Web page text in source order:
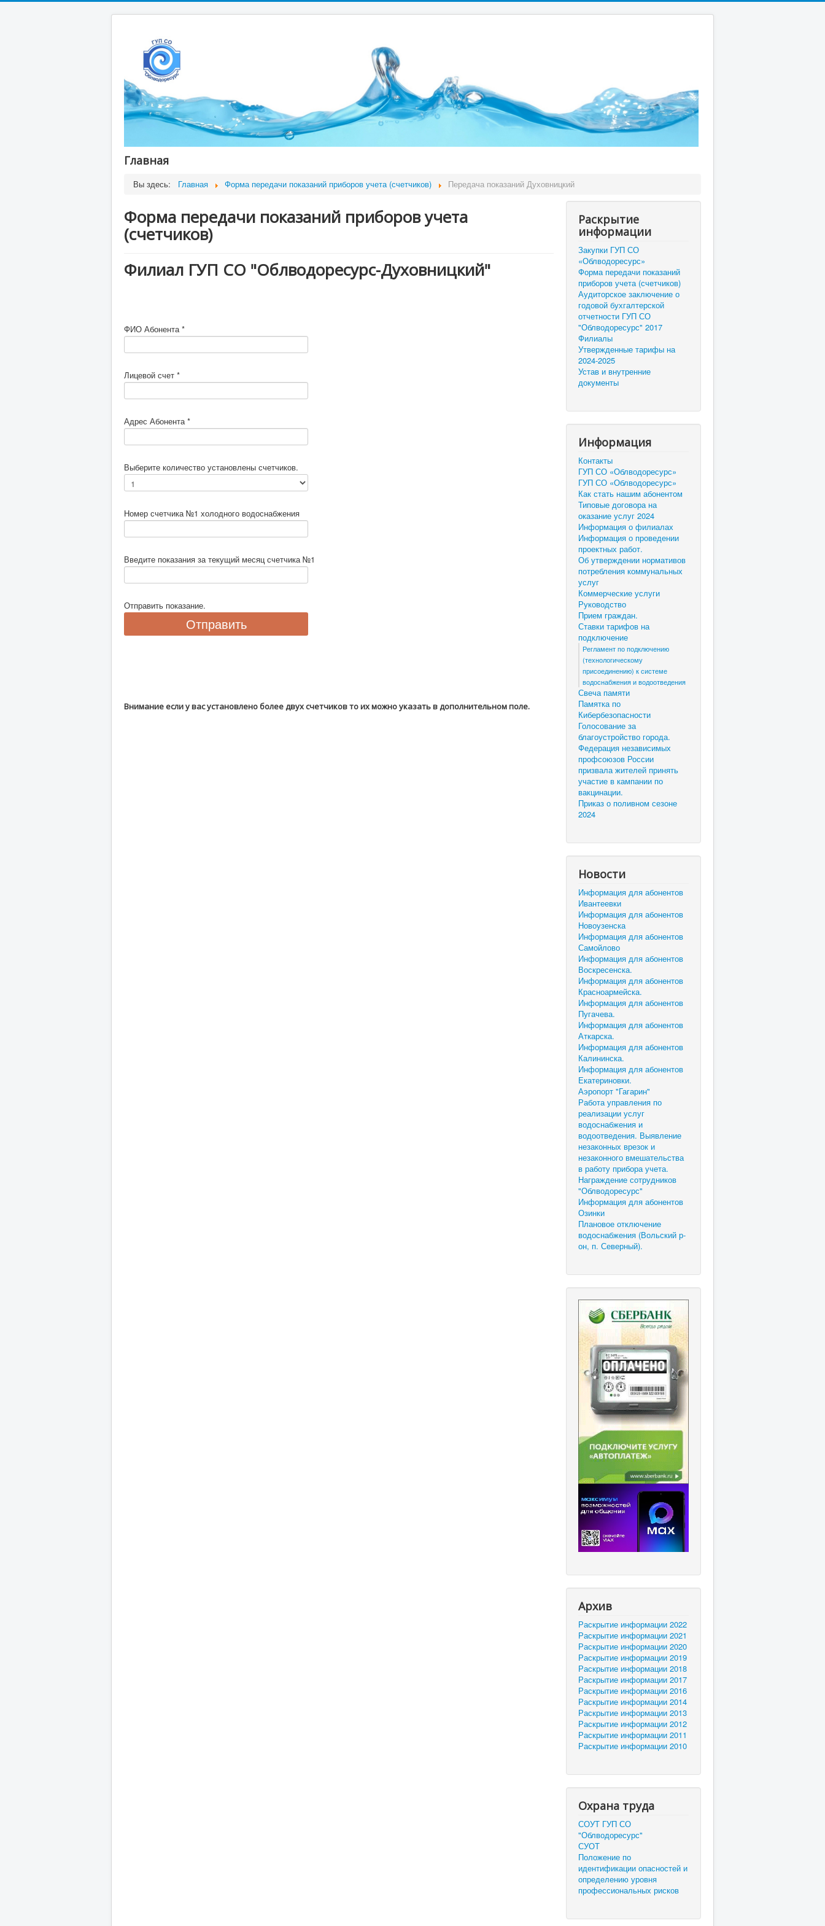
Главная
Вы здесь: Главная Форма передачи показаний приборов учета (счетчиков) Передача показаний Духовницкий
Форма передачи показаний приборов учета
(счетчиков)
Филиал ГУП СО "Облводоресурс-Духовницкий"
ФИО Абонента*
Лицевой счет *
Адрес Абонента*
Выберите количество установлены счетчиков.
Номер счетчика №1 холодного водоснабжения
Введите показания за текущий месяц счетчика №1
Отправить показание.
Внимание если у вас установлено более двух счетчиков то их можно указать в дополнительном поле.
Раскрытие
информации
Закупки ГУП СО
«Облводоресурс»
Форма передачи показаний
приборов учета (счетчиков)
Аудиторское заключение о
годовой бухгалтерской
отчетности ГУП СО
"Облводоресурс" 2017
Филиалы
Утвержденные тарифы на
2024-2025
Устав и внутренние
документы
Информация
Контакты
ГУП СО «Облводоресурс»
ГУП СО «Облводоресурс»
Как стать нашим абонентом
Типовые договора на
оказание услуг 2024
Информация о филиалах
Информация о проведении
проектных работ.
Об утверждении нормативов
потребления коммунальных
услуг
Коммерческие услуги
Руководство
Прием граждан.
Ставки тарифов на
подключение
Регламент по подключению
(технологическому
присоединению) к системе
водоснабжения и водоотведения
Свеча памяти
Памятка по
Кибербезопасности
Голосование за
благоустройство города.
Федерация независимых
профсоюзов России
призвала жителей принять
участие в кампании по
вакцинации.
Приказ о поливном сезоне
2024
Новости
Информация для абонентов
Ивантеевки
Информация для абонентов
Новоузенска
Информация для абонентов
Самойлово
Информация для абонентов
Воскресенска.
Информация для абонентов
Красноармейска.
Информация для абонентов
Пугачева.
Информация для абонентов
Аткарска.
Информация для абонентов
Калининска.
Информация для абонентов
Екатериновки.
Аэропорт "Гагарин"
Работа управления по
реализации услуг
водоснабжения и
водоотведения. Выявление
незаконных врезок и
незаконного вмешательства
в работу прибора учета.
Награждение сотрудников
"Облводоресурс"
Информация для абонентов
Озинки
Плановое отключение
водоснабжения (Вольский р-
он, п. Северный).
Архив
Раскрытие информации 2022
Раскрытие информации 2021
Раскрытие информации 2020
Раскрытие информации 2019
Раскрытие информации 2018
Раскрытие информации 2017
Раскрытие информации 2016
Раскрытие информации 2014
Раскрытие информации 2013
Раскрытие информации 2012
Раскрытие информации 2011
Раскрытие информации 2010
Охрана труда
СОУТ ГУП СО
"Облводоресурс"
СУОТ
Положение по
идентификации опасностей и
определению уровня
профессиональных рисков